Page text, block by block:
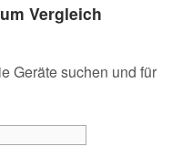
Vergleich
Geräte suchen und für